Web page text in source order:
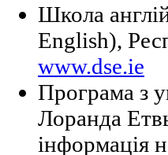
Школа
English),
www.dse.ie
Програма з
Лоранда
інформація